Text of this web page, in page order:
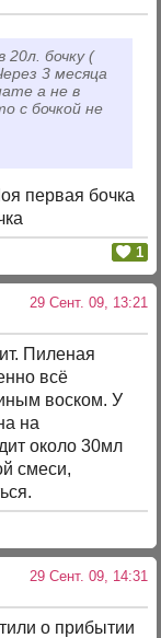
20л. бочку (
3 месяца
а не в
с бочкой не
1
29 Сент. 09, 13:21
Пиленая
всё
воском. У
на
около 30мл
смеси,
29 Сент. 09, 14:31
о прибытии